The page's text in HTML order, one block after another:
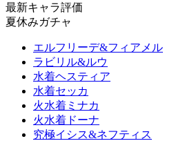
最新キャラ評価
夏休みガチャ
エルフリーデ&フィアメル
ラビリル&ルウ
水着ヘスティア
水着セッカ
火水着ミナカ
火水着ドーナ
究極イシス&ネフティス